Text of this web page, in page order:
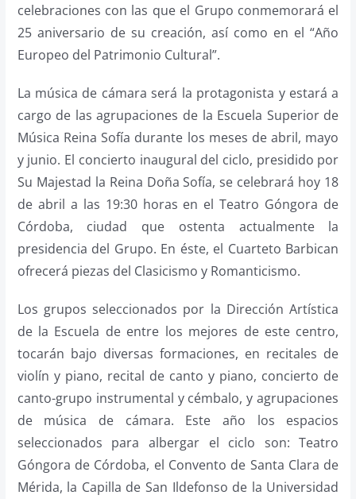
celebraciones con las que el Grupo conmemorará el
25 aniversario de su creación, así como en el “Año
Europeo del Patrimonio Cultural”.
La música de cámara será la protagonista y estará a
cargo de las agrupaciones de la Escuela Superior de
Música Reina Sofía durante los meses de abril, mayo
y junio. El concierto inaugural del ciclo, presidido por
Su Majestad la Reina Doña Sofía, se celebrará hoy 18
de abril a las 19:30 horas en el Teatro Góngora de
Córdoba, ciudad que ostenta actualmente la
presidencia del Grupo. En éste, el Cuarteto Barbican
ofrecerá piezas del Clasicismo y Romanticismo.
Los grupos seleccionados por la Dirección Artística
de la Escuela de entre los mejores de este centro,
tocarán bajo diversas formaciones, en recitales de
violín y piano, recital de canto y piano, concierto de
canto-grupo instrumental y cémbalo, y agrupaciones
de música de cámara. Este año los espacios
seleccionados para albergar el ciclo son: Teatro
Góngora de Córdoba, el Convento de Santa Clara de
Mérida, la Capilla de San Ildefonso de la Universidad